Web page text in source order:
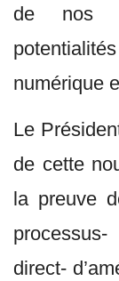
de nos
numérique
Le
de cette
la preuve
direct-